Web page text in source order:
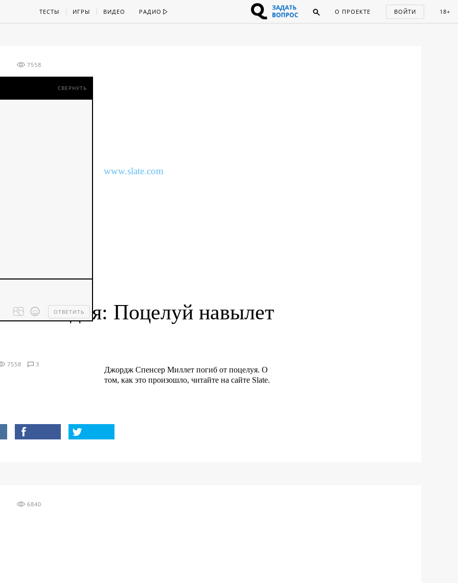
ТЕСТЫ ИГРЫ ВИДЕО РАДИО О ПРОЕКТЕ ВОЙТИ 18+
СВЕРНУТЬ
ОТВЕТИТЬ
7558
www.slate.com
дня: Поцелуй навылет
7558 3
Джордж Спенсер Миллет погиб от поцелуя. О
том, как это произошло, читайте на сайте Slate.
6840